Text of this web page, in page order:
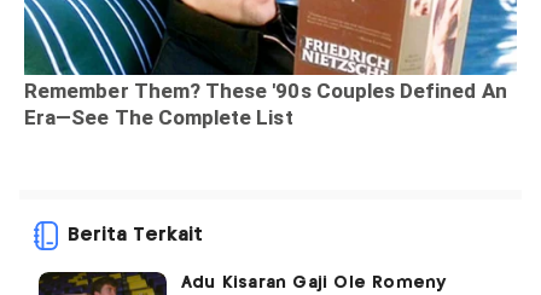
Berita Terkait
Adu Kisaran Gaji Ole Romeny